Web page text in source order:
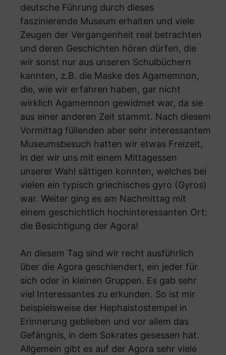
deutsche Führung durch dieses
faszinierende Museum erhalten und viele
Zeugen der Vergangenheit real betrachten
und deren Geschichten hören dürfen, die
wir sonst nur aus unseren Schulbüchern
kannten, z.B. die Maske des Agamemnon,
die, wie wir erfahren haben, gar nicht
wirklich Agamemnon gewidmet war, da sie
aus einer anderen Zeit stammt. Nach diesem
Vormittag füllenden aber sehr interessantem
Museumsbesuch hatten wir etwas Freizeit,
in der wir uns mit einem Mittagessen
unserer Wahl sättigen konnten, welches bei
vielen ein typisch griechisches gyro (Gyros)
war. Weiter ging es am Nachmittag mit
einem geschichtlich hochinteressanten Ort:
die Besichtigung der Agora!
An diesem Tag sind wir recht ausführlich
über die Agora geschlendert, ein jeder für
sich oder in kleinen Gruppen. Es gab sehr
viel Interessantes zu erkunden. So ist mir
beispielsweise der Hephaistostempel in
Erinnerung geblieben und vor allem das
Gefängnis, in dem Sokrates gesessen hat.
Allgemein gibt es auf der Agora sehr viele